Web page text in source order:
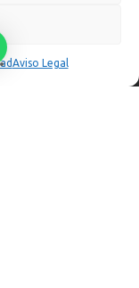
Aviso Legal